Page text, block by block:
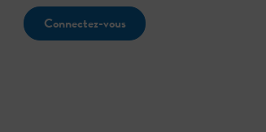
Connectez-vous